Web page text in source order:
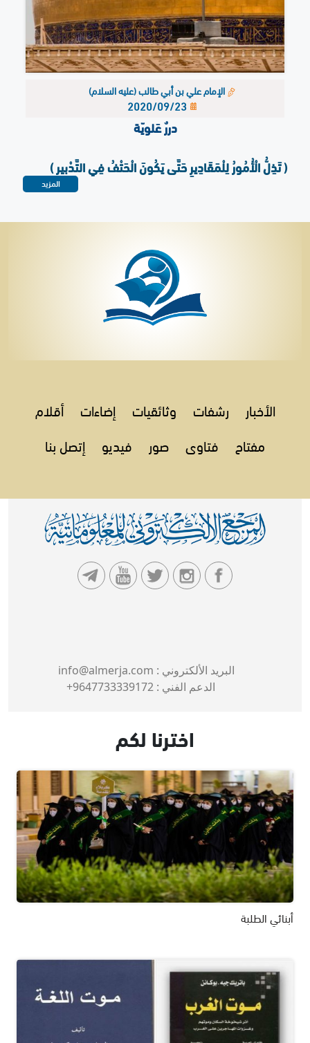
الإمام علي بن أبي طالب (عليه السلام)
2020/09/23
دررٌ عَلويّة
( تَذِلُّ الْأُمُورُ لِلْمَقَادِيرِ حَتَّى يَكُونَ الْحَتْفُ فِي التَّدْبِيرِ )
المزيد
الأخبار رشفات وثائقيات إضاءات
أقلام
مفتاح
فتاوى صور فيديو إتصل بنا
البريد الألكتروني : info@almerja.com
الدعم الفني : 9647733339172+
اخترنا لكم
أبنائي الطلبة